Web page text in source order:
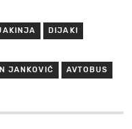
DIJAKI
JANKOVIĆ AVTOBUS